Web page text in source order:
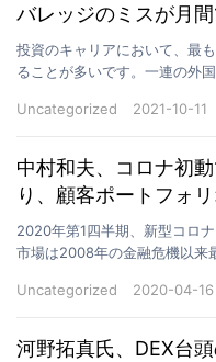
バレッジのミスが月
こした経緯
投資のキャリアにおいて、最
ることが多いです。一連の外
Uncategorized
2021-10-11
中村和夫、コロナ初
り、顧客ポートフォ
を実現
2020年第1四半期、新型コロ
市場は2008年の金融危機以来
Uncategorized
2020-04-16
河野拓真氏、DEX台